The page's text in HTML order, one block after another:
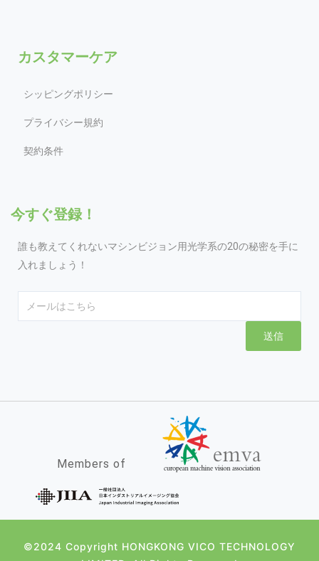
カスタマーケア
シッピングポリシー
プライバシー規約
契約条件
今すぐ登録！
誰も教えてくれないマシンビジョン用光学系の20の秘密を手に
入れましょう！
送信
Members of
©2024 Copyright HONGKONG VICO TECHNOLOGY